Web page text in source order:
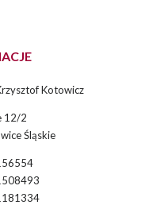
Kotowicz
12/2
Śląskie